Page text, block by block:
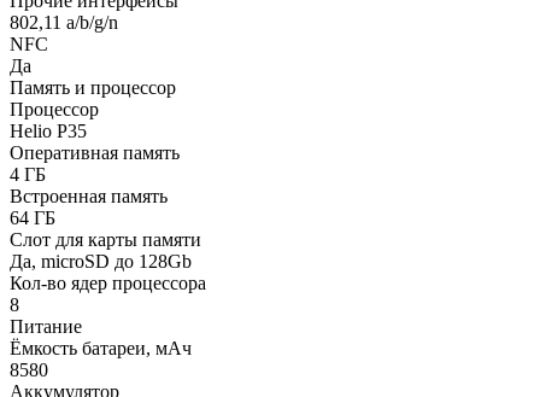
802,11 a/b/g/n
NFC
Да
Память и процессор
Процессор
Helio P35
Оперативная память
4 ГБ
Встроенная память
64 ГБ
Слот для карты памяти
Да, microSD до 128Gb
Кол-во ядер процессора
8
Питание
Ёмкость батареи, мАч
8580
Аккумулятор